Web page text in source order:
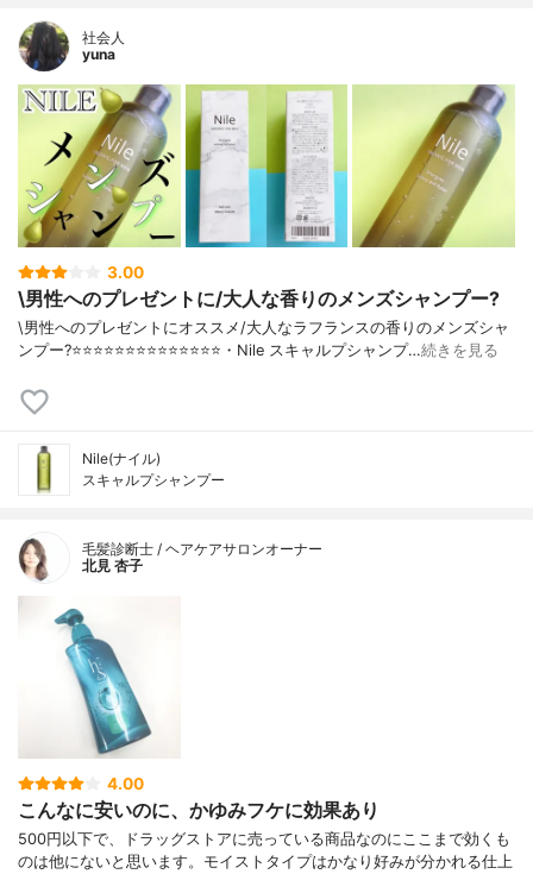
社会人
yuna
3.00
\男性へのプレゼントに/大人な香りのメンズシャンプー?
\男性へのプレゼントにオススメ/大人なラフランスの香りのメンズシャ
ンプー?⭐️⭐️⭐️⭐️⭐️⭐️⭐️⭐️⭐️⭐️⭐️⭐️⭐️⭐️・Nile スキャルプシャンプ…続きを見る
Nile(ナイル)
スキャルプシャンプー
毛髪診断士 / ヘアケアサロンオーナー
北見 杏子
4.00
こんなに安いのに、かゆみフケに効果あり
500円以下で、ドラッグストアに売っている商品なのにここまで効くも
のは他にないと思います。モイストタイプはかなり好みが分かれる仕上